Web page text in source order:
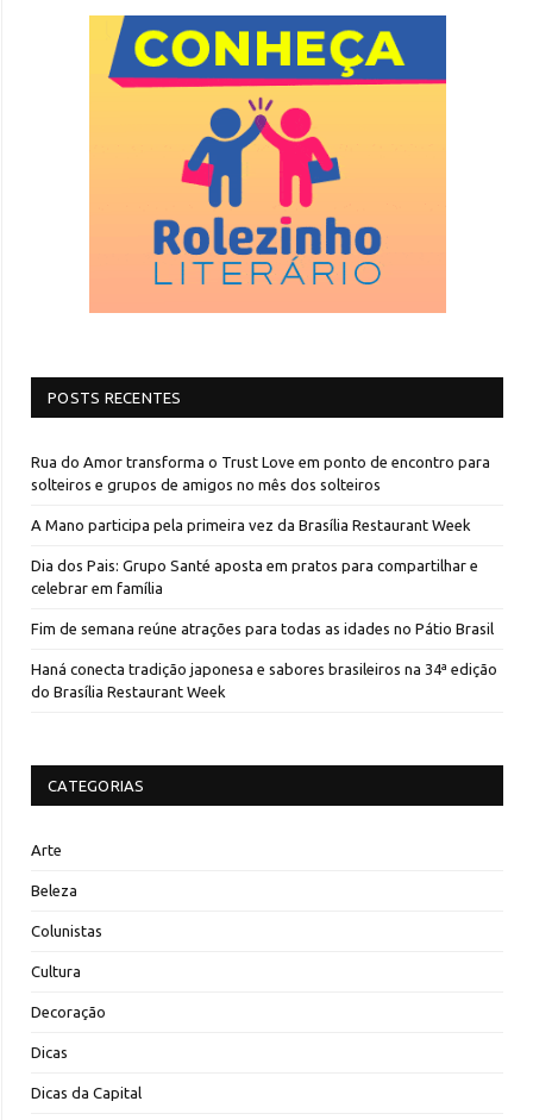
POSTS RECENTES
Rua do Amor transforma o Trust Love em ponto de encontro para
solteiros e grupos de amigos no mês dos solteiros
A Mano participa pela primeira vez da Brasília Restaurant Week
Dia dos Pais: Grupo Santé aposta em pratos para compartilhar e
celebrar em família
Fim de semana reúne atrações para todas as idades no Pátio Brasil
Haná conecta tradição japonesa e sabores brasileiros na 34ª edição
do Brasília Restaurant Week
CATEGORIAS
Arte
Beleza
Colunistas
Cultura
Decoração
Dicas
Dicas da Capital